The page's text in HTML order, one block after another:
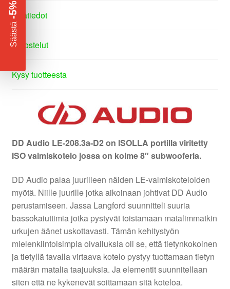
Lisätiedot
Arvostelut
Kysy tuotteesta
DD Audio LE-208.3a-D2on ISOLLA portilla viritetty
ISO valmiskotelo jossa on kolme 8″ subwooferia.
DD Audio palaa juurilleen näiden LE-valmiskoteloiden
myötä. Niille juurille jotka aikoinaan johtivat DD Audio
perustamiseen. Jassa Langford suunnitteli suuria
bassokaiuttimia jotka pystyvät toistamaan matalimmatkin
urkujen äänet uskottavasti. Tämän kehitystyön
mielenkiintoisimpia oivalluksia oli se, että tietynkokoinen
ja tietyllä tavalla virtaava kotelo pystyy tuottamaan tietyn
määrän matalia taajuuksia. Ja elementit suunnitellaan
siten että ne kykenevät soittamaan sitä koteloa.
Säästä
-5%